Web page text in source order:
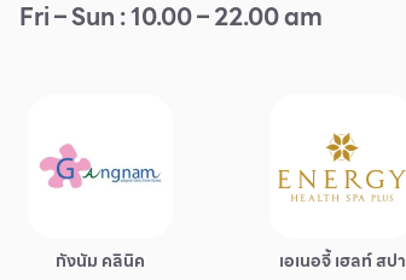
Fri – Sun : 10.00 – 22.00 am
กังนัม คลินิค
เอเนอจี้ เฮลท์ สปา